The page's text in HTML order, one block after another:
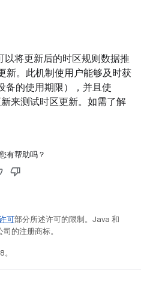
以将更新后的时区规则数据推
新。此机制使用户能够及时获
备的使用期限），并且使
来测试时区更新。如需了解
有帮助吗？
可部分所述许可的限制。Java 和
的注册商标。